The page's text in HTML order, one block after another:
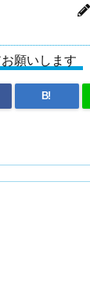
願いします
B!